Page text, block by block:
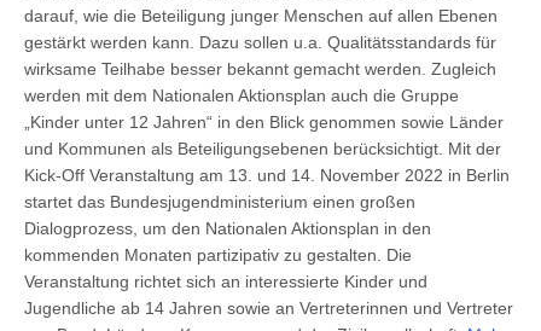
Ich – Du – Wir: Bildmosaik „Wir
darauf, wie die Beteiligung junger Menschen auf allen Ebenen
gestärkt werden kann. Dazu sollen u.a. Qualitätsstandards für
wirksame Teilhabe besser bekannt gemacht werden. Zugleich
werden mit dem Nationalen Aktionsplan auch die Gruppe
„Kinder unter 12 Jahren“ in den Blick genommen sowie Länder
und Kommunen als Beteiligungsebenen berücksichtigt. Mit der
Kick-Off Veranstaltung am 13. und 14. November 2022 in Berlin
startet das Bundesjugendministerium einen großen
Dialogprozess, um den Nationalen Aktionsplan in den
kommenden Monaten partizipativ zu gestalten. Die
Veranstaltung richtet sich an interessierte Kinder und
Jugendliche ab 14 Jahren sowie an Vertreterinnen und Vertreter